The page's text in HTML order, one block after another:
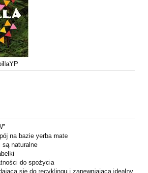
na bazie yerba mate
są naturalne
do spożycia
się do recyklingu i zapewniająca idealny